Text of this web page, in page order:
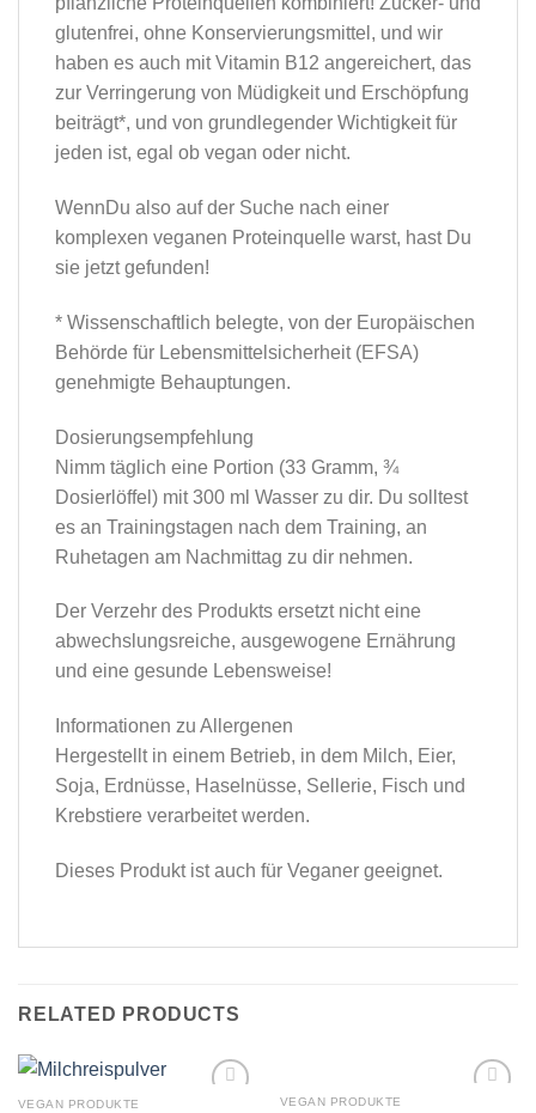
glutenfrei, ohne Konservierungsmittel, und wir
haben es auch mit Vitamin B12 angereichert, das
zur Verringerung von Müdigkeit und Erschöpfung
beiträgt*, und von grundlegender Wichtigkeit für
jeden ist, egal ob vegan oder nicht.
WennDu also auf der Suche nach einer
komplexen veganen Proteinquelle warst, hast Du
sie jetzt gefunden!
* Wissenschaftlich belegte, von der Europäischen
Behörde für Lebensmittelsicherheit (EFSA)
genehmigte Behauptungen.
Dosierungsempfehlung
Nimm täglich eine Portion (33 Gramm, ¾
Dosierlöffel) mit 300 ml Wasser zu dir. Du solltest
es an Trainingstagen nach dem Training, an
Ruhetagen am Nachmittag zu dir nehmen.
Der Verzehr des Produkts ersetzt nicht eine
abwechslungsreiche, ausgewogene Ernährung
und eine gesunde Lebensweise!
Informationen zu Allergenen
Hergestellt in einem Betrieb, in dem Milch, Eier,
Soja, Erdnüsse, Haselnüsse, Sellerie, Fisch und
Krebstiere verarbeitet werden.
Dieses Produkt ist auch für Veganer geeignet.
RELATED PRODUCTS
VEGAN PRODUKTE VEGAN PRODUKTE